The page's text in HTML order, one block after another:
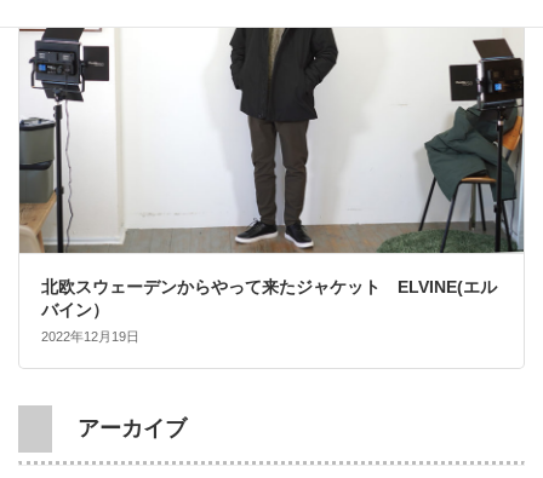
北欧スウェーデンからやって来たジャケット ELVINE(エル
バイン）
2022年12月19日
アーカイブ